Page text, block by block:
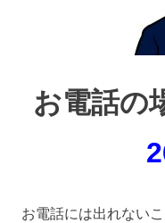
お電話の
お電話には出れない